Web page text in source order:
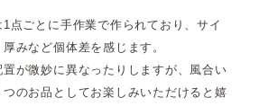
点ごとに手作業で作られており、サイ
みなど個体差を感じます。
が微妙に異なったりしますが、風合い
つのお品としてお楽しみいただけると嬉